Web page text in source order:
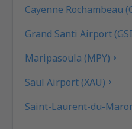
Cayenne Rochambeau
Grand Santi Airport
Maripasoula (MPY)
Saul Airport (XAU)
Saint-Laurent-du-